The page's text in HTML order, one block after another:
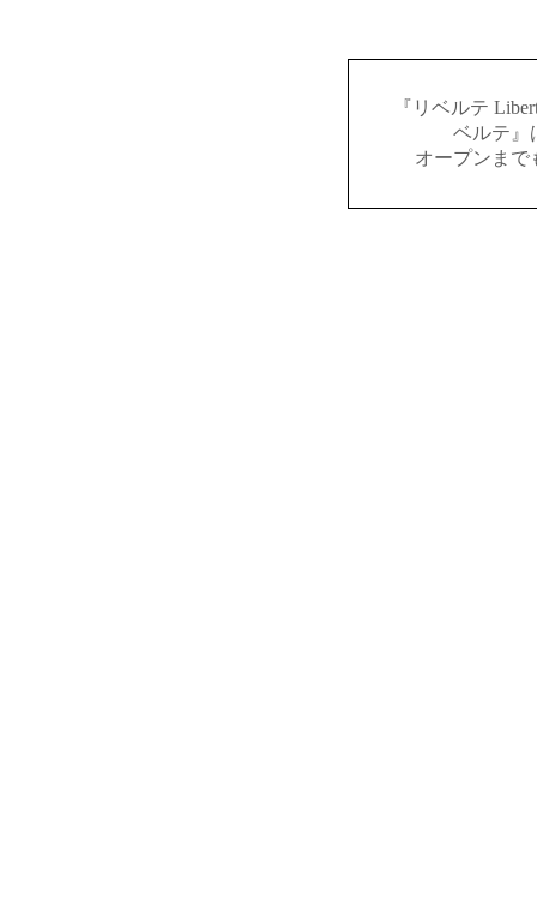
『リベルテ
ベルテ』
オープンまで